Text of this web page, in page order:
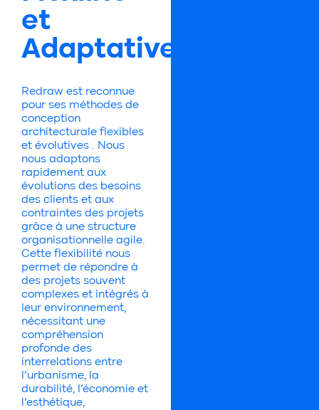
et
Adaptative
Redraw est reconnue
pour ses méthodes de
conception
architecturale flexibles
et évolutives . Nous
nous adaptons
rapidement aux
évolutions des besoins
des clients et aux
contraintes des projets
grâce à une structure
organisationnelle agile.
Cette flexibilité nous
permet de répondre à
des projets souvent
complexes et intégrés à
leur environnement,
nécessitant une
compréhension
profonde des
interrelations entre
l’urbanisme, la
durabilité, l’économie et
l’esthétique,